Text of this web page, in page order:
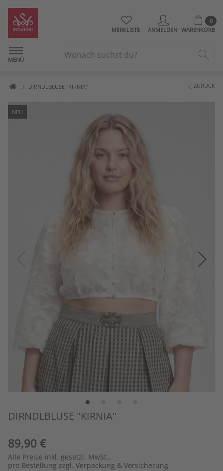
MERKLISTE ANMELDEN
0
WARENKORB
MENÜ
DIRNDLBLUSE "KIRNIA" ZURÜCK
Artikelbilder überspringen
NEU
DIRNDLBLUSE "KIRNIA"
89,90 €
Alle Preise inkl. gesetzl. MwSt.,
pro Bestellung zzgl. Verpackung & Versicherung